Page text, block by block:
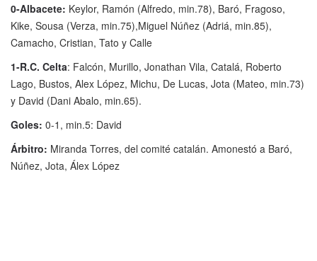
0-Albacete: Keylor, Ramón (Alfredo, min.78), Baró, Fragoso,
Kike, Sousa (Verza, min.75),Miguel Núñez (Adriá, min.85),
Camacho, Cristian, Tato y Calle
1-R.C. Celta: Falcón, Murillo, Jonathan Vila, Catalá, Roberto
Lago, Bustos, Alex López, Michu, De Lucas, Jota (Mateo, min.73)
y David (Dani Abalo, min.65).
Goles: 0-1, min.5: David
Árbitro: Miranda Torres, del comité catalán. Amonestó a Baró,
Núñez, Jota, Álex López